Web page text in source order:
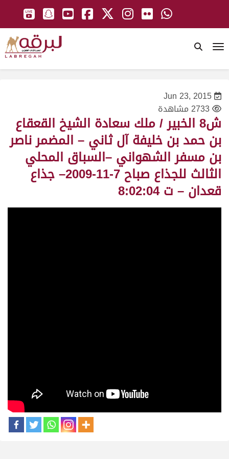
Jun 23, 2015
2733 مشاهدة
ش8 الخبير / ملك سعادة الشيخ القعقاع
بن حمد بن خليفة آل ثاني – المضمر ناصر
بن مسفر الشهواني –السباق المحلي
الثالث للجذاع صباح 7-11-2009– جذاع
قعدان – ت 8:02:04